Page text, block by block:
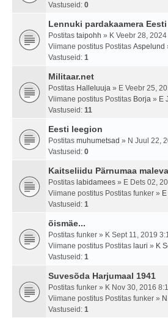
Vastuseid: 0
Lennuki pardakaamera
Postitas taipohh » K Veebr 28,
Viimane postitus Postitas Aspelund
Vastuseid: 1
Militaar.net
Postitas Halleluuja » E Veebr 25,
Viimane postitus Postitas Borja » E
Vastuseid: 11
Eesti leegion
Postitas muhumetsad » N Juul 22,
Vastuseid: 0
Kaitseliidu Pärnumaa
Postitas labidamees » E Dets 02,
Viimane postitus Postitas funker »
Vastuseid: 1
õismäe...
Postitas funker » K Sept 11, 2019
Viimane postitus Postitas lauri » K
Vastuseid: 1
Suvesõda Harjumaal 1941
Postitas funker » K Nov 30, 2016
Viimane postitus Postitas funker »
Vastuseid: 1